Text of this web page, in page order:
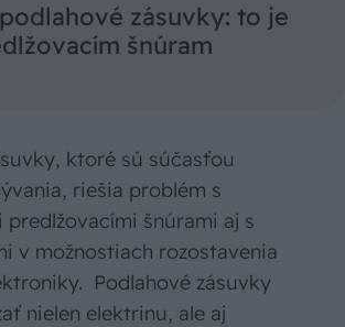
zásuvky: to je
šnúram
ktoré sú súčasťou
riešia problém s
predlžovacími šnúrami aj s
v možnostiach rozostavenia
Podlahové zásuvky
nielen elektrinu, ale aj